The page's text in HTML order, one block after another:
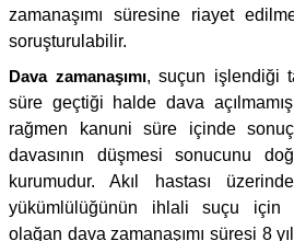
zamanaşımı süresine riayet
soruşturulabilir.
Dava zamanaşımı, suçun işlendiği
süre geçtiği halde dava
rağmen kanuni süre içinde
davasının düşmesi sonucunu
kurumudur. Akıl hastası
yükümlülüğünün ihlali suçu için
olağan dava zamanaşımı süresi 8